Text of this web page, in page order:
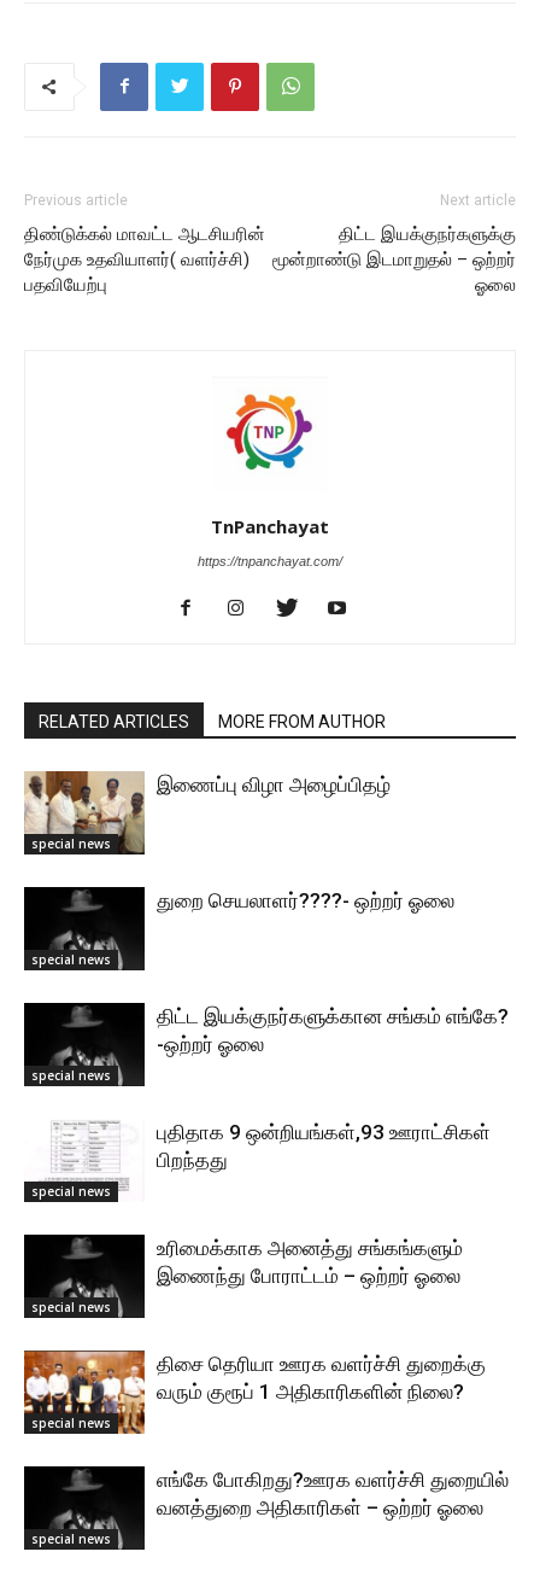
Previous article
திண்டுக்கல் மாவட்ட ஆடசியரின்
நேர்முக உதவியாளர்( வளர்ச்சி)
பதவியேற்பு
Next article
திட்ட இயக்குநர்களுக்கு
மூன்றாண்டு இடமாறுதல் – ஒற்றர்
ஓலை
TnPanchayat
https://tnpanchayat.com/
RELATED ARTICLES MORE FROM AUTHOR
special news
இணைப்பு விழா அழைப்பிதழ்
special news
துறை செயலாளர்????- ஒற்றர் ஓலை
special news
திட்ட இயக்குநர்களுக்கான சங்கம் எங்கே?
-ஒற்றர் ஓலை
special news
புதிதாக 9 ஒன்றியங்கள்,93 ஊராட்சிகள்
பிறந்தது
special news
உரிமைக்காக அனைத்து சங்கங்களும்
இணைந்து போராட்டம் – ஒற்றர் ஓலை
special news
திசை தெரியா ஊரக வளர்ச்சி துறைக்கு
வரும் குரூப் 1 அதிகாரிகளின் நிலை?
special news
எங்கே போகிறது?ஊரக வளர்ச்சி துறையில்
வனத்துறை அதிகாரிகள் – ஒற்றர் ஓலை